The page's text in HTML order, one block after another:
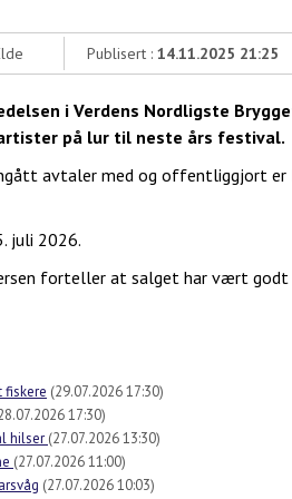
Publisert : 14.11.2025 21:25
i Verdens Nordligste
på lur til neste års festival.
avtaler med og offentliggjort er
juli 2026.
forteller at salget har vært godt
fiskere (29.07.2026 17:30)
17:30)
hilser (27.07.2026 13:30)
(27.07.2026 11:00)
(27.07.2026 10:03)